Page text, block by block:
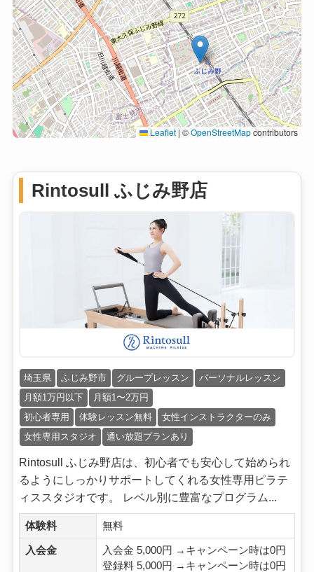
Leaflet | ©OpenStreetMapcontributors
Rintosull ふじみ野店
埼玉県 ふじみ野市 グループレッスン
パーソナルレッスン
月額1万円以下
月額1〜2万円
初心者専用
体験レッスン無料
女性インストラクターのみ
女性専用スタジオ
通い放題プランあり
Rintosull ふじみ野店は、初心者でも安心して始められ
るようにしっかりサポートしてくれる女性専用ピラテ
ィススタジオです。 レベル別に豊富なプログラム...
体験料 無料
入会金
入会金 5,000円 →キャンペーン時は0円
登録料 5,000円 →キャンペーン時は0円